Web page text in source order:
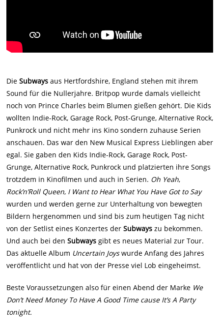
DieSubways aus Hertfordshire, England stehen mit ihrem
Sound für die Nullerjahre. Britpop wurde damals vielleicht
noch von Prince Charles beim Blumen gießen gehört. Die Kids
wollten Indie-Rock, Garage Rock, Post-Grunge, Alternative Rock,
Punkrock und nicht mehr ins Kino sondern zuhause Serien
anschauen. Das war den New Musical Express Lieblingen aber
egal. Sie gaben den Kids Indie-Rock, Garage Rock, Post-
Grunge, Alternative Rock, Punkrock und platzierten ihre Songs
trotzdem in Kinofilmen und auch in Serien. Oh Yeah,
Rock’n’Roll Queen, I Want to Hear What You Have Got to Say
wurden und werden gerne zur Unterhaltung von bewegten
Bildern hergenommen und sind bis zum heutigen Tag nicht
von der Setlist eines Konzertes derSubways zu bekommen.
Und auch bei denSubways gibt es neues Material zur Tour.
Das aktuelle Album Uncertain Joyswurde Anfang des Jahres
veröffentlicht und hat von der Presse viel Lob eingeheimst.
Beste Voraussetzungen also für einen Abend der Marke We
Don’t Need Money To Have A Good Time cause It’s A Party
tonight.